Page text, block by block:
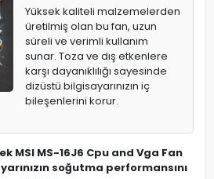
Yüksek kaliteli malzemelerden
üretilmiş olan bu fan, uzun
süreli ve verimli kullanım
sunar. Toza ve dış etkenlere
karşı dayanıklılığı sayesinde
dizüstü bilgisayarınızın iç
bileşenlerini korur.
MSI MS-16J6 Cpu and Vga Fan
soğutma performansını